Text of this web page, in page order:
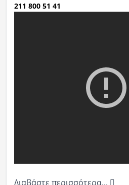
211 800 51 41
Διαβάστε περισσότερα...